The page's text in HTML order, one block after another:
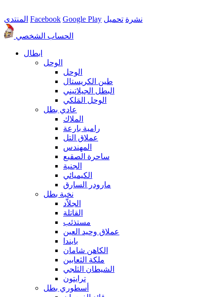
المنتدى Facebook Google Play نشرة تحميل
الحساب الشخصي
ابطال
الوحل
الوحل
طين الكريستال
البطل الجيلاتيني
الوحل المَلكي
عادي بطل
الملاك
رامية بارعة
عملاق التل
المهندس
ساحرة الصقيع
الجنية
الكيميائي
مارودر السارق
نخبة بطل
الجلاّد
القاتلة
مستذئب
عملاق وحيد العين
بايندا
الكاهن شامان
ملكة الثعابين
الشيطان الثلجي
ترايتون
أسطوري بطل